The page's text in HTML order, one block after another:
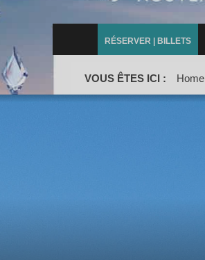
RÉSERVER | BILLETS
VOUS ÊTES ICI : Home